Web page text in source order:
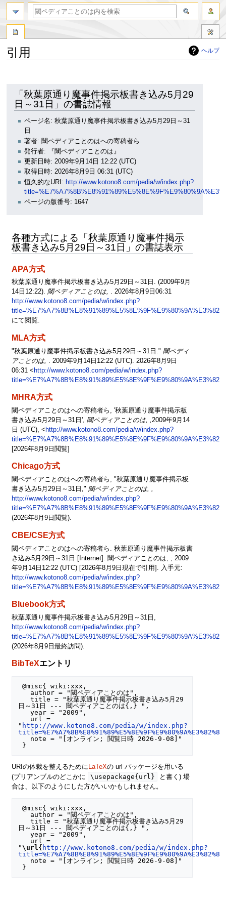
ヘルプ
引用
「秋葉原通り魔事件掲示板書き込み5月29
日～31日」の書誌情報
ページ名: 秋葉原通り魔事件掲示板書き込み5月29日～31
日
著者: 閾ペディアことのはへの寄稿者ら
発行者: 『閾ペディアことのは』
更新日時: 2009年9月14日 12:22 (UTC)
取得日時: 2026年8月9日 06:31 (UTC)
恒久的なURI: http://www.kotono8.com/pedia/w/index.php?
ページの版番号: 1647
各種方式による「秋葉原通り魔事件掲示
板書き込み5月29日～31日」の書誌表示
APA方式
秋葉原通り魔事件掲示板書き込み5月29日～31日. (2009年9月
14日12:22). 閾ペディアことのは, . 2026年8月9日06:31
http://www.kotono8.com/pedia/w/index.php?
にて閲覧.
MLA方式
"秋葉原通り魔事件掲示板書き込み5月29日～31日." 閾ペディ
アことのは,
. 2009年9月14日12:22 (UTC). 2026年8月9日
06:31 < http://www.kotono8.com/pedia/w/index.php?
MHRA方式
閾ペディアことのはへの寄稿者ら, '秋葉原通り魔事件掲示板
書き込み5月29日～31日', 閾ペディアことのは, ,2009年9月14
日 (UTC), < http://www.kotono8.com/pedia/w/index.php?
[2026年8月9日閲覧]
Chicago方式
閾ペディアことのはへの寄稿者ら, "秋葉原通り魔事件掲示板
書き込み5月29日～31日," 閾ペディアことのは, ,
http://www.kotono8.com/pedia/w/index.php?
(2026年8月9日閲覧).
CBE/CSE方式
閾ペディアことのはへの寄稿者ら. 秋葉原通り魔事件掲示板書
き込み5月29日～31日 [Internet]. 閾ペディアことのは, ; 2009
年9月14日12:22 (UTC) [2026年8月9日現在で引用]. 入手元:
http://www.kotono8.com/pedia/w/index.php?
Bluebook方式
秋葉原通り魔事件掲示板書き込み5月29日～31日,
http://www.kotono8.com/pedia/w/index.php?
(2026年8月9日最終訪問).
BibTeXエントリ
@misc{ wiki:xxx,
   title = "秋葉原通り魔事件掲示板書き込み5月29
日～31日 --- 閾ペディアことのは{,} ",
   year = "2009",
" http://www.kotono8.com/pedia/w/index.php?
URIの体裁を整えるために LaTeXの url パッケージを用いる
(プリアンブルのどこかに
\usepackage{url}
と書く) 場
合は、以下のようにした方がいいかもしれません。
@misc{ wiki:xxx,
   title = "秋葉原通り魔事件掲示板書き込み5月29
日～31日 --- 閾ペディアことのは{,} ",
   year = "2009",
"\url{ http://www.kotono8.com/pedia/w/index.php?